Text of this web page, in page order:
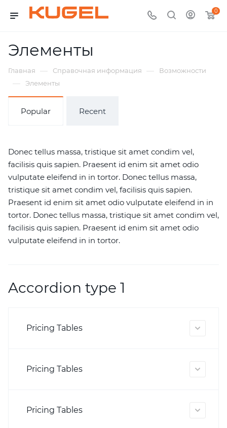
0
Элементы
Главная — Справочная информация — Возможности
— Элементы
Popular Recent
Donec tellus massa, tristique sit amet condim vel,
facilisis quis sapien. Praesent id enim sit amet odio
vulputate eleifend in in tortor. Donec tellus massa,
tristique sit amet condim vel, facilisis quis sapien.
Praesent id enim sit amet odio vulputate eleifend in in
tortor. Donec tellus massa, tristique sit amet condim vel,
facilisis quis sapien. Praesent id enim sit amet odio
vulputate eleifend in in tortor.
Accordion type 1
Pricing Tables
Pricing Tables
Pricing Tables